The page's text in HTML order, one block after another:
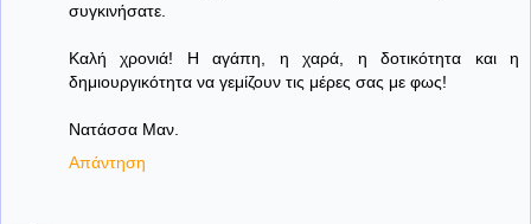
συγκινήσατε.
Καλή χρονιά! Η αγάπη, η χαρά, η δοτικότητα και η
δημιουργικότητα να γεμίζουν τις μέρες σας με φως!
Νατάσσα Μαν.
Απάντηση